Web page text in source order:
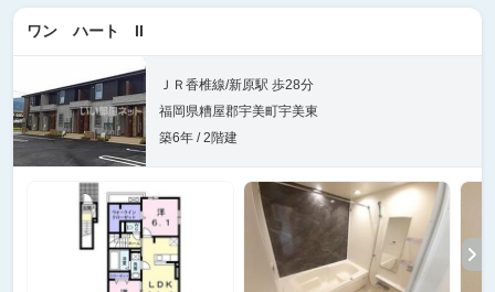
ワン ハート II
ＪＲ香椎線/新原駅 歩28分
福岡県糟屋郡宇美町宇美東
築6年 / 2階建